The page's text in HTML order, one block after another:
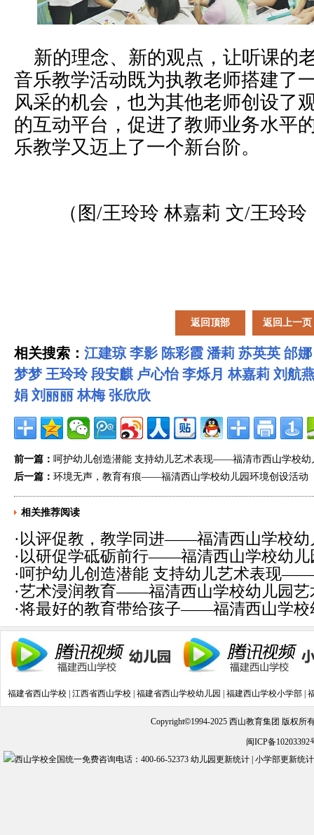
新的理念、新的观点，让听课的
音乐教学活动既为执教老师搭建了
风采的机会，也为其他老师创设了
的互动平台，促进了教师业务水平
乐教学又迈上了一个新台阶。
（图/王玲玲 林嘉莉 文/王玲
返回顶部 返回上一页
相关搜索： 江建琼 李影 陈彩霞 潘莉 苏英英 邰娜
梦梦 王玲玲 段安麒 卢心怡 李烁月 林嘉莉 刘航
娟 刘丽丽 林梅 张欣欣
前一篇： 呵护幼儿创造潜能 支持幼儿艺术表现——福清市西山学校幼
后一篇： 环境无声，教育有痕——福清西山学校幼儿园环境创设活动
相关推荐阅读
· 以评促教，教学同进——福清西山学校幼
活动(2019-10-24)
· 以研促学砥砺前行——福清西山学校幼儿
会(2019-10-17)
·呵护幼儿创造潜能 支持幼儿艺术表现
美术研讨活动(2019-09-19)
·艺术浸润教育——福清西山学校幼儿园艺
09-12)
·将最好的教育带给孩子——福清西山学校
训活动(2019-09-05)
福建省西山学校 江西省西山学校 福建省西山学校幼儿园 福建西山学校小学部
Copyright©1994-2025 西山教育集团 版权所
闽ICP备10203392
幼儿园更新统计| 小学部更新统计